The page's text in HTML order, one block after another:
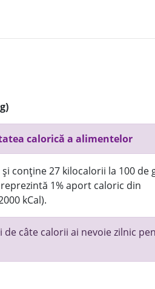
calorică a alimentelor
conține 27 kilocalorii la 100 de
1% aport caloric din
kCal).
de câte calorii ai nevoie zilnic